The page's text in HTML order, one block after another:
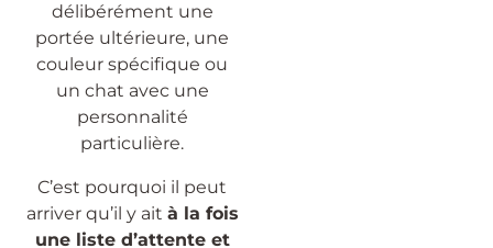
délibérément une
portée ultérieure, une
couleur spécifique ou
un chat avec une
personnalité
particulière.
C’est pourquoi il peut
arriver qu’il y ait à la fois
une liste d’attente et